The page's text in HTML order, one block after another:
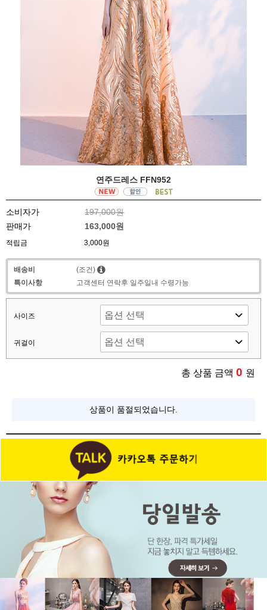
연주드레스 FFN952
소비자가
197,000원
판매가
163,000원
적립금 3,000원
배송비
(조건)
특이사항
고객센터 연락후 일주일내 수령가능
사이즈
귀걸이
총 상품 금액 0 원
상품이 품절되었습니다.